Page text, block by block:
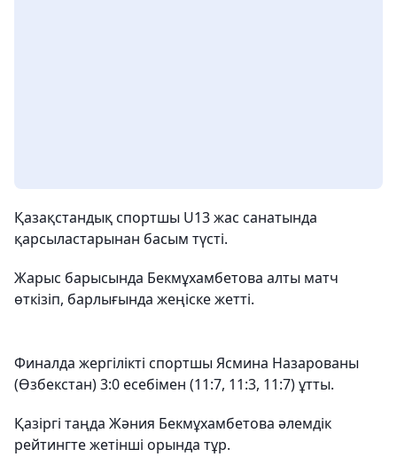
Қазақстандық спортшы U13 жас санатында
қарсыластарынан басым түсті.
Жарыс барысында Бекмұхамбетова алты матч
өткізіп, барлығында жеңіске жетті.
Финалда жергілікті спортшы Ясмина Назарованы
(Өзбекстан) 3:0 есебімен (11:7, 11:3, 11:7) ұтты.
Қазіргі таңда Жәния Бекмұхамбетова әлемдік
рейтингте жетінші орында тұр.